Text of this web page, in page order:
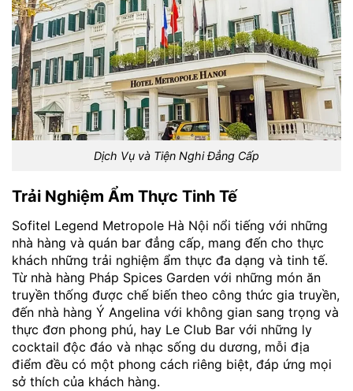
Dịch Vụ và Tiện Nghi Đẳng Cấp
Trải Nghiệm Ẩm Thực Tinh Tế
Sofitel Legend Metropole Hà Nội nổi tiếng với những
nhà hàng và quán bar đẳng cấp, mang đến cho thực
khách những trải nghiệm ẩm thực đa dạng và tinh tế.
Từ nhà hàng Pháp Spices Garden với những món ăn
truyền thống được chế biến theo công thức gia truyền,
đến nhà hàng Ý Angelina với không gian sang trọng và
thực đơn phong phú, hay Le Club Bar với những ly
cocktail độc đáo và nhạc sống du dương, mỗi địa
điểm đều có một phong cách riêng biệt, đáp ứng mọi
sở thích của khách hàng.